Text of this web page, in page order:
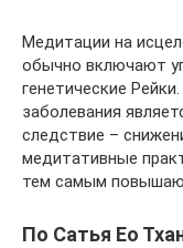
Медитации на
обычно включают
генетические
заболевания
следствие –
медитативные
тем самым
По Сатья Ео